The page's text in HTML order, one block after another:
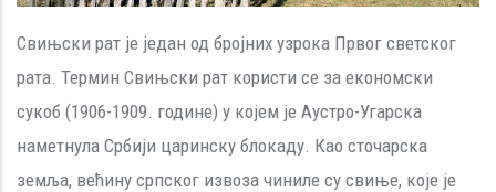
Свињски рат је један од бројних узрока Првог светског
рата. Термин Свињски рат користи се за економски
сукоб (1906-1909. године) у којем је Аустро-Угарска
наметнула Србији царинску блoкаду. Као сточарска
земља, већину српског извоза чиниле су свиње, које је